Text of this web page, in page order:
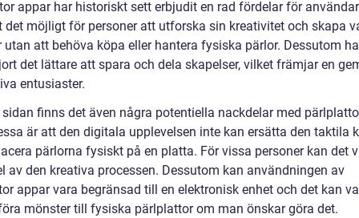
appar har historiskt sett erbjudit en rad fördelar för
det möjligt för personer att utforska sin kreativitet och skapa
utan att behöva köpa eller hantera fysiska pärlor. Dessutom
det lättare att spara och dela skapelser, vilket främjar en
entusiaster.
finns det även några potentiella nackdelar med
är att den digitala upplevelsen inte kan ersätta den taktila
pärlorna fysiskt på en platta. För vissa personer kan det
av den kreativa processen. Dessutom kan användningen av
appar vara begränsad till en elektronisk enhet och det kan
mönster till fysiska pärlplattor om man önskar göra det.